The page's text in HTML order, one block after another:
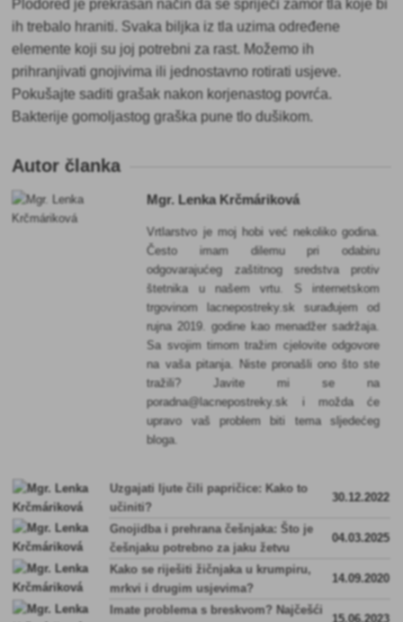
Plodored je prekrasan način da se spriječi zamor tla koje bi
ih trebalo hraniti. Svaka biljka iz tla uzima određene
elemente koji su joj potrebni za rast. Možemo ih
prihranjivati gnojivima ili jednostavno rotirati usjeve.
Pokušajte saditi grašak nakon korjenastog povrća.
Bakterije gomoljastog graška pune tlo dušikom.
Autor članka
Mgr. Lenka Krčmáriková
Vrtlarstvo je moj hobi već nekoliko godina.
Često imam dilemu pri odabiru
odgovarajućeg zaštitnog sredstva protiv
štetnika u našem vrtu. S internetskom
trgovinom lacnepostreky.sk surađujem od
rujna 2019. godine kao menadžer sadržaja.
Sa svojim timom tražim cjelovite odgovore
na vaša pitanja. Niste pronašli ono što ste
tražili? Javite mi se na
poradna@lacnepostreky.sk i možda će
upravo vaš problem biti tema sljedećeg
bloga.
Uzgajati ljute čili papričice: Kako to
učiniti?
30.12.2022
Gnojidba i prehrana češnjaka: Što je
češnjaku potrebno za jaku žetvu
04.03.2025
Kako se riješiti žičnjaka u krumpiru,
mrkvi i drugim usjevima?
14.09.2020
Imate problema s breskvom? Najčešći
15.06.2023